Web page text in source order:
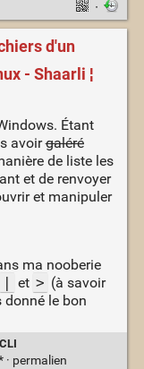
·
d'un
- Shaarli ¦
Étant
avoirgaléré
de liste les
et de renvoyer
et manipuler
ma nooberie
| et > (à savoir
donné le bon
CLI
permalien